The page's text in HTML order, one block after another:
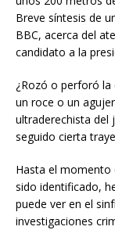
Breve síntesis de
BBC, acerca del
candidato a la
¿Rozó o perforó
un roce o un
ultraderechista del
seguido cierta
Hasta el momento
sido identificado,
puede ver en el
investigaciones